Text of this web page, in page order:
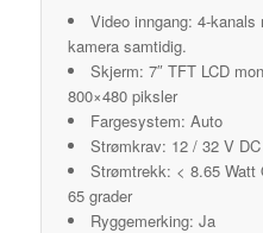
Video inngang: 4-
kamera samtidig.
Skjerm: 7″ TFT LCD
800×480 piksler
Fargesystem: Auto
Strømkrav: 12 / 32 V DC
Strømtrekk: < 8.65 Watt
65 grader
Ryggemerking: Ja